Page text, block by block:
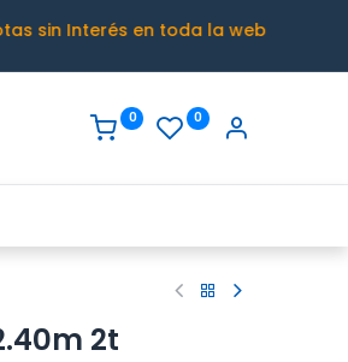
sin Interés en toda la web
0 0
2t